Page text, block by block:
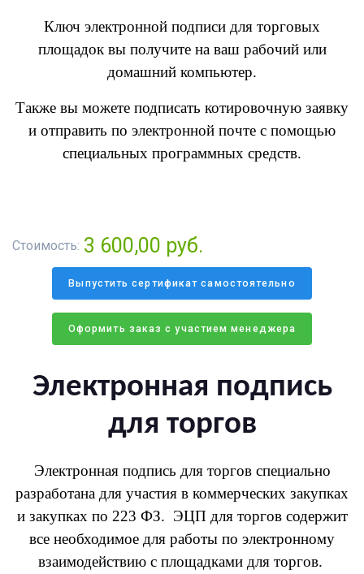
Ключ электронной подписи для торговых
площадок вы получите на ваш рабочий или
домашний компьютер.
Также вы можете подписать котировочную заявку
и отправить по электронной почте с помощью
специальных программных средств.
Стоимость: 3 600,00 руб.
Выпустить сертификат самостоятельно
Оформить заказ с участием менеджера
Электронная подпись
для торгов
Электронная подпись для торгов специально
разработана для участия в коммерческих закупках
и закупках по 223 ФЗ. ЭЦП для торгов содержит
все необходимое для работы по электронному
взаимодействию с площадками для торгов.